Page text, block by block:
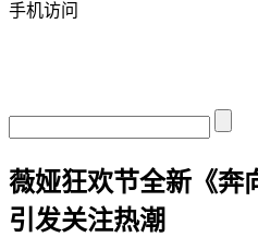
手机访问
薇娅狂欢节全新《奔
引发关注热潮